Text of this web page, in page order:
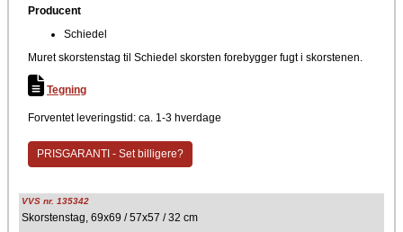
Producent
Schiedel
Muret skorstenstag til Schiedel skorsten forebygger fugt i skorstenen.
Tegning
Forventet leveringstid: ca. 1-3 hverdage
PRISGARANTI - Set billigere?
VVS nr. 135342
Skorstenstag, 69x69 / 57x57 / 32 cm